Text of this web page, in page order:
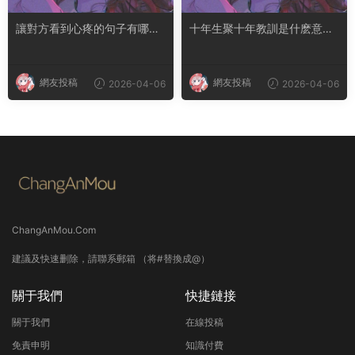
讓對方看到心疼的句子有哪
網友投稿 2026-04-06
十年生聚十年教訓是什麽意思
網友投稿 2026-04-06
ChangAnMou.Com
建議及快速删除，請聯系郵箱 （将#替換成@）
關于我們
關于我們
免責申明
快捷鏈接
在線投稿
知識付費